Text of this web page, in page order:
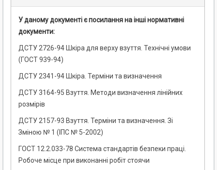
У даному документі є посилання на інші нормативні
документи:
ДСТУ 2726-94 Шкіра для верху взуття. Технічні умови
(ГОСТ 939-94)
ДСТУ 2341-94 Шкіра. Терміни та визначення
ДСТУ 3164-95 Взуття. Методи визначення лінійних
розмірів
ДСТУ 2157-93 Взуття. Терміни та визначення. Зі
Зміною № 1 (ІПС № 5-2002)
ГОСТ 12.2.033-78 Система стандартів безпеки праці.
Робоче місце при виконанні робіт стоячи